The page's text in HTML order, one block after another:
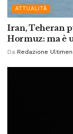
ATTUALITÀ
Iran, Teheran
Hormuz: ma è
Da Redazione